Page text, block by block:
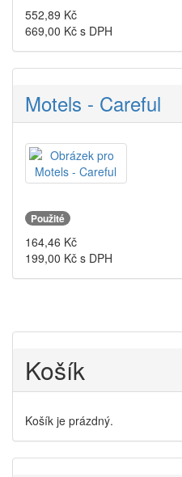
552,89 Kč
669,00 Kč s DPH
Motels - Careful
Použité
164,46 Kč
199,00 Kč s DPH
Košík
Košík je prázdný.